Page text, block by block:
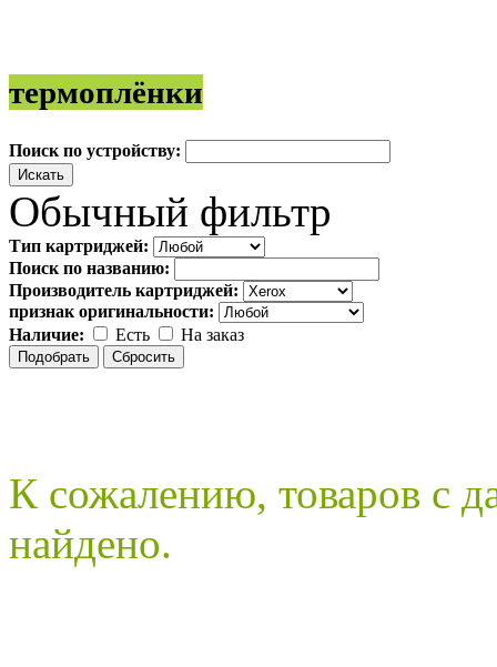
термоплёнки
Поиск по устройству:
Обычный фильтр
Тип картриджей:
Поиск по названию:
Производитель картриджей:
признак оригинальности:
Наличие:
Есть На заказ
К сожалению, товаров с
найдено.